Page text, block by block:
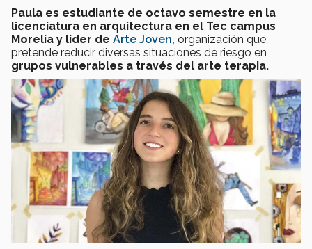
Paula es estudiante de octavo semestre en la
licenciatura en arquitectura en el Tec campus
Morelia y líder de Arte Joven, organización que
pretende reducir diversas situaciones de riesgo en
grupos vulnerables a través del arte terapia.